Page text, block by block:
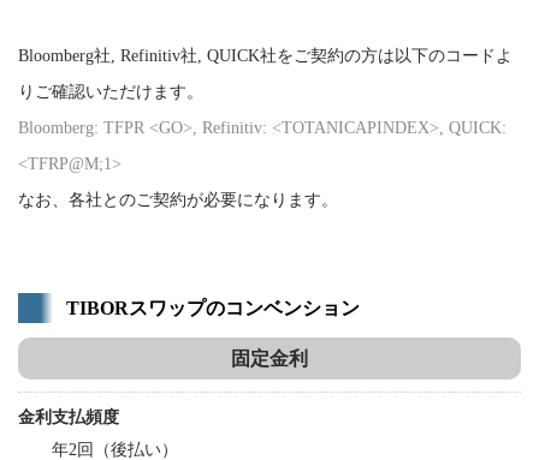
Bloomberg社, Refinitiv社, QUICK社をご契約の方は以下のコードよ
りご確認いただけます。
Bloomberg: TFPR <GO>, Refinitiv: <TOTANICAPINDEX>, QUICK:
<TFRP@M;1>
なお、各社とのご契約が必要になります。
TIBORスワップのコンベンション
固定金利
金利支払頻度
年2回（後払い）